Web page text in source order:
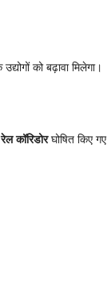
को बढ़ावा मिलेगा।
कॉरिडोरघोषित किए गए